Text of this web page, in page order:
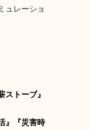
ュレーショ
ストーブ』
』
『災害時